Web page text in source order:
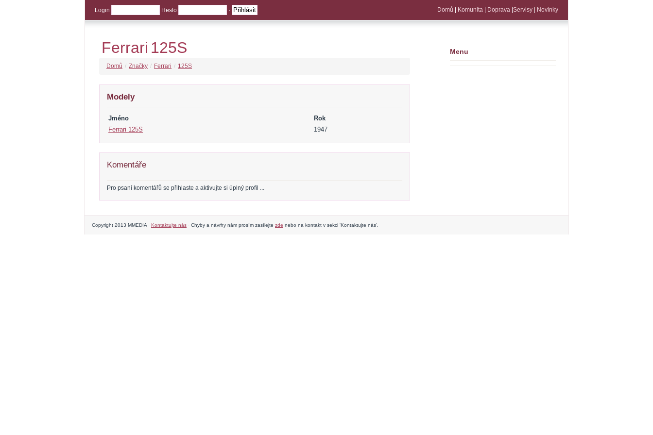
Login Heslo · Domů Komunita Doprava Servisy Novinky
Ferrari 125S
Domů / Značky / Ferrari / 125S
Modely
Jméno
Rok
Ferrari 125S
1947
Komentáře
Pro psaní komentářů se přihlaste a aktivujte si úplný profil ...
Menu
Copyright 2013 MMEDIA · Kontaktujte nás · Chyby a návrhy nám prosím zasílejte zde nebo na kontakt v sekci 'Kontaktujte nás'.